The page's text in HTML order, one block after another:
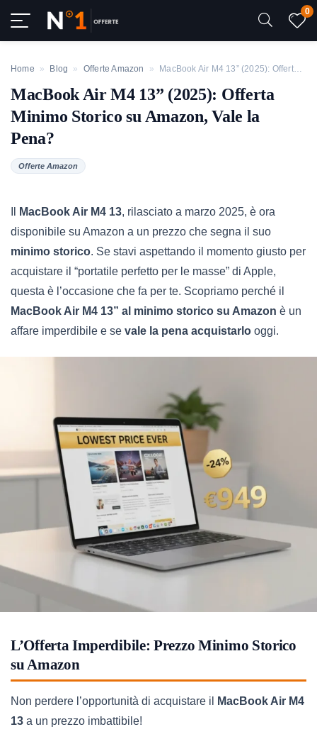
0
Home » Blog » Offerte Amazon » MacBook Air M4 13” (2025): Offerta Minimo Storico su Amazon, Vale la Pena?
MacBook Air M4 13” (2025): Offerta
Minimo Storico su Amazon, Vale la
Pena?
Offerte Amazon
MacBook Air M4 13, rilasciato a marzo 2025, è ora
disponibile su Amazon a un prezzo che segna il suo
minimo storico. Se stavi aspettando il momento giusto per
acquistare il “portatile perfetto per le masse” di Apple,
questa è l’occasione che fa per te. Scopriamo perché il
MacBook Air M4 13” al minimo storico su Amazon è un
affare imperdibile e se vale la pena acquistarlo oggi.
L’Offerta Imperdibile: Prezzo Minimo Storico
su Amazon
Non perdere l’opportunità di acquistare il
MacBook Air M4
13 a un prezzo imbattibile!